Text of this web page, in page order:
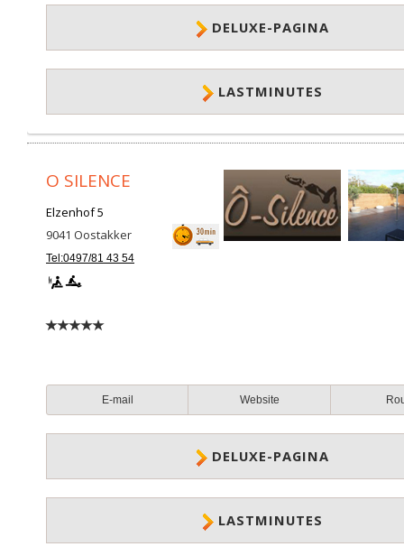
DELUXE-PAGINA
LASTMINUTES
O SILENCE
Elzenhof 5
9041 Oostakker
Tel:0497/81 43 54
E-mail Website
DELUXE-PAGINA
LASTMINUTES